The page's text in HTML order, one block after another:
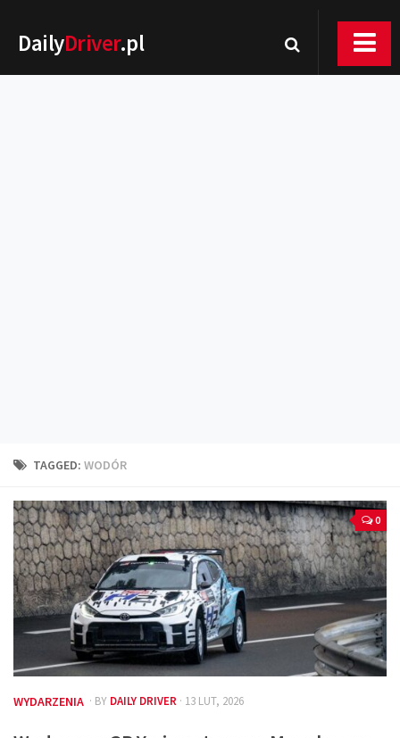
DailyDriver.pl
Technika jazdy
Kalkulatory
Przelicznik mocy
Auto z niemiec
Galerie
TAGGED: WODÓR
0
WYDARZENIA · BY DAILY DRIVER · 13 LUT, 2026